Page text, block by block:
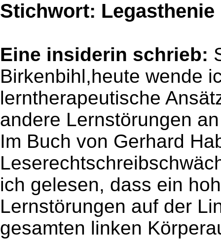
Stichwort:
Eine insiderin schrieb:
Birkenbihl,heute wende
lerntherapeutische
andere Lernstörungen
Im Buch von Gerhard
ich gelesen, dass ein
Lernstörungen auf der
gesamten linken